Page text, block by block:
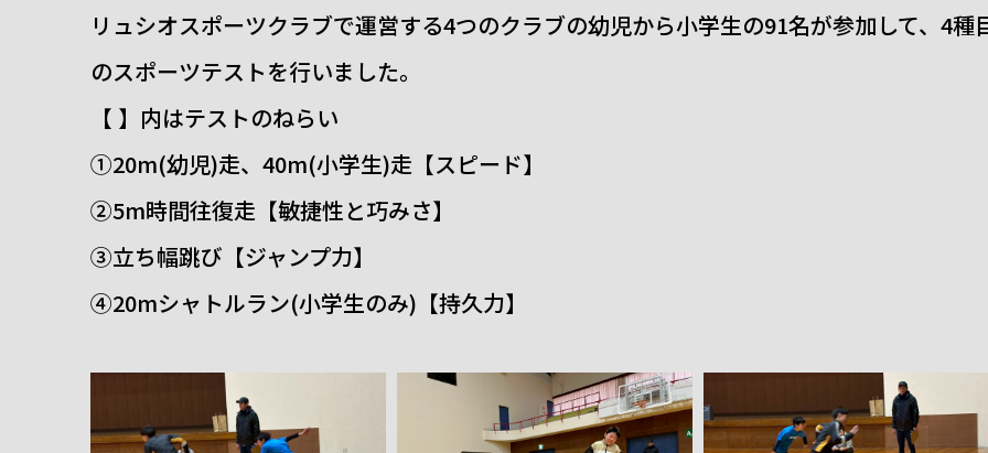
リュシオスポーツクラブで運営する4つのクラブの幼児から小学生の91名が参加して、4種
のスポーツテストを行いました。
【 】内はテストのねらい
①20m(幼児)走、40m(小学生)走【スピード】
②5m時間往復走【敏捷性と巧みさ】
③立ち幅跳び【ジャンプ力】
④20mシャトルラン(小学生のみ)【持久力】